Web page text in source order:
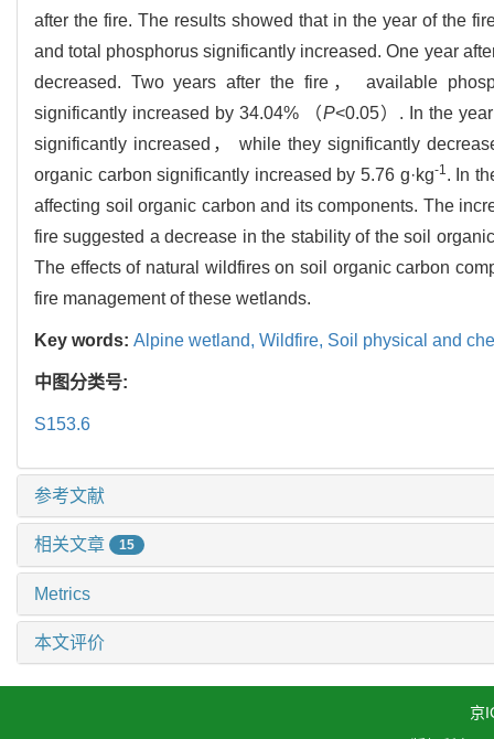
after the fire. The results showed that in the year of the
and total phosphorus significantly increased. One year
decreased. Two years after the fire， available
significantly increased by 34.04% （P<0.05）. In the
significantly increased， while they significantly
organic carbon significantly increased by 5.76 g·kg-1 . In
affecting soil organic carbon and its components. The
fire suggested a decrease in the stability of the soil
The effects of natural wildfires on soil organic carbon
fire management of these wetlands.
Key words: Alpine wetland, Wildfire, Soil physical and
中图分类号:
S153.6
参考文献
相关文章 15
Metrics
本文评价
京